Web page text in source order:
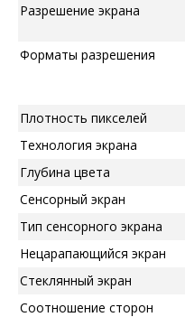
Разрешение экрана
Форматы разрешения
Плотность пикселей
Технология экрана
Глубина цвета
Сенсорный экран
Тип сенсорного экрана
Нецарапающийся экран
Стеклянный экран
Соотношение сторон